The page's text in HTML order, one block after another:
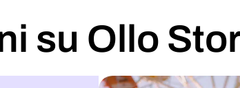
su Ollo